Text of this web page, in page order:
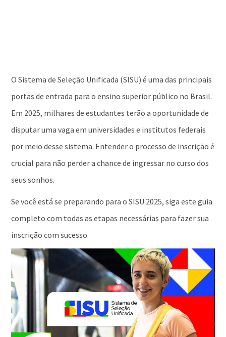
O Sistema de Seleção Unificada (SISU) é uma das principais
portas de entrada para o ensino superior público no Brasil.
Em 2025, milhares de estudantes terão a oportunidade de
disputar uma vaga em universidades e institutos federais
por meio desse sistema. Entender o processo de inscrição é
crucial para não perder a chance de ingressar no curso dos
seus sonhos.
Se você está se preparando para o SISU 2025, siga este guia
completo com todas as etapas necessárias para fazer sua
inscrição com sucesso.